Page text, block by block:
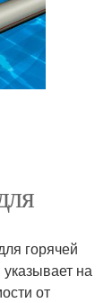
горячей
на
от